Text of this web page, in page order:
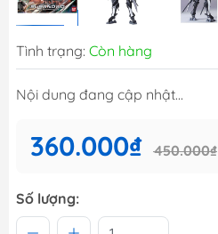
Tình trạng: Còn hàng
Nội dung đang cập nhật...
360.000₫ 450.000₫
Số lượng: